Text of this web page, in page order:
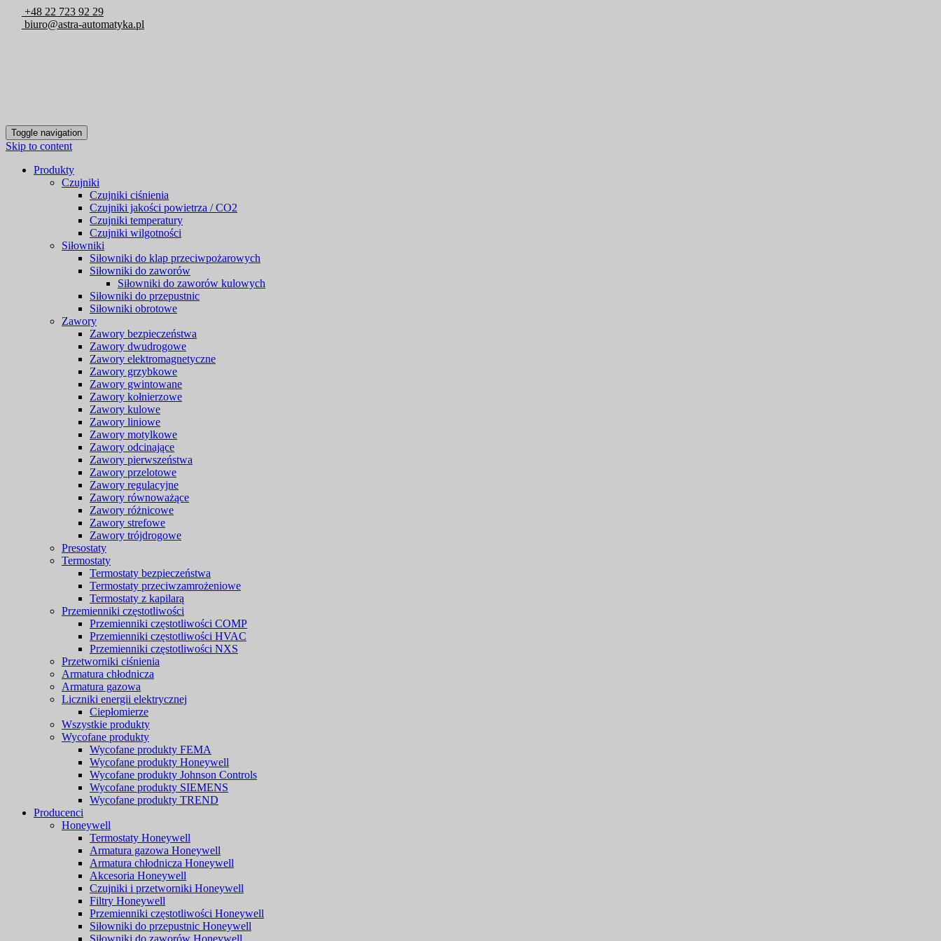
+48 22 723 92 29
biuro@astra-automatyka.pl
Toggle navigation
Skip to content
Produkty
Czujniki
Czujniki ciśnienia
Czujniki jakości powietrza / CO2
Czujniki temperatury
Czujniki wilgotności
Siłowniki
Siłowniki do klap przeciwpożarowych
Siłowniki do zaworów
Siłowniki do zaworów kulowych
Siłowniki do przepustnic
Siłowniki obrotowe
Zawory
Zawory bezpieczeństwa
Zawory dwudrogowe
Zawory elektromagnetyczne
Zawory grzybkowe
Zawory gwintowane
Zawory kołnierzowe
Zawory kulowe
Zawory liniowe
Zawory motylkowe
Zawory odcinające
Zawory pierwszeństwa
Zawory przelotowe
Zawory regulacyjne
Zawory równoważące
Zawory różnicowe
Zawory strefowe
Zawory trójdrogowe
Presostaty
Termostaty
Termostaty bezpieczeństwa
Termostaty przeciwzamrożeniowe
Termostaty z kapilarą
Przemienniki częstotliwości
Przemienniki częstotliwości COMP
Przemienniki częstotliwości HVAC
Przemienniki częstotliwości NXS
Przetworniki ciśnienia
Armatura chłodnicza
Armatura gazowa
Liczniki energii elektrycznej
Ciepłomierze
Wszystkie produkty
Wycofane produkty
Wycofane produkty FEMA
Wycofane produkty Honeywell
Wycofane produkty Johnson Controls
Wycofane produkty SIEMENS
Wycofane produkty TREND
Producenci
Honeywell
Termostaty Honeywell
Armatura gazowa Honeywell
Armatura chłodnicza Honeywell
Akcesoria Honeywell
Czujniki i przetworniki Honeywell
Filtry Honeywell
Przemienniki częstotliwości Honeywell
Siłowniki do przepustnic Honeywell
Siłowniki do zaworów Honeywell